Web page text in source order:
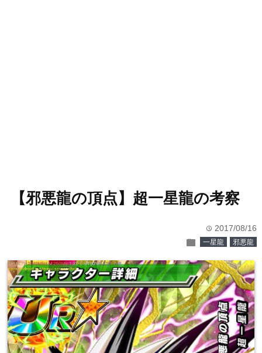
【邪悪龍の頂点】超一星龍の考察
time 2017/08/16
folder 一星龍 邪悪龍